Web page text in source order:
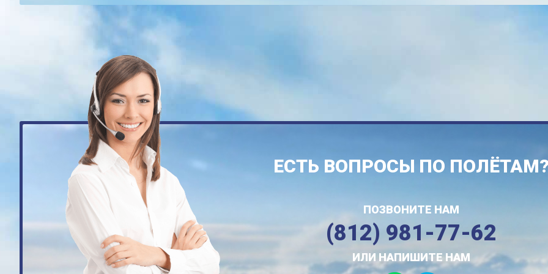
ЕСТЬ ВОПРОСЫ ПО
ПОЗВОНИТЕ НАМ
(812) 981-77-62
ИЛИ НАПИШИТЕ НАМ